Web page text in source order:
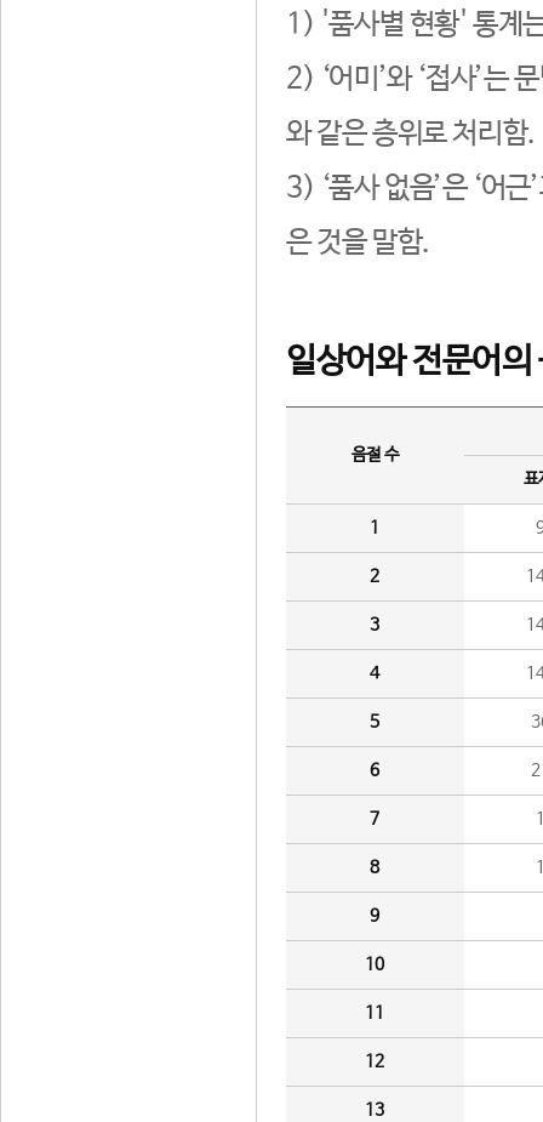
1) '품사별 현황' 통계
2) ‘어미’와 ‘접사’는
와 같은 층위로 처리함.
3) ‘품사 없음’은 ‘어
은 것을 말함.
일상어와 전문어의
음절 수
표
1
2
3
4
5
6
7
8
9
10
11
12
13